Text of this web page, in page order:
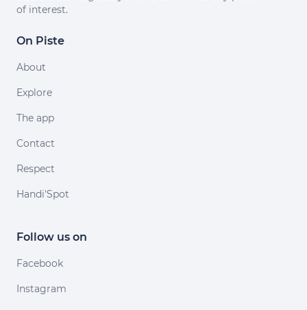
of interest.
On Piste
About
Explore
The app
Contact
Respect
Handi'Spot
Follow us on
Facebook
Instagram